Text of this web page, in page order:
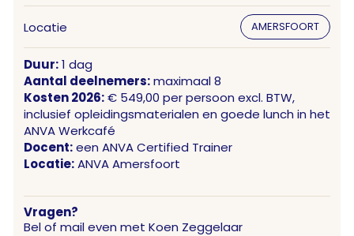
Locatie AMERSFOORT
Duur:1 dag
Aantal deelnemers:maximaal 8
Kosten 2026:€ 549,00 per persoon excl. BTW,
inclusief opleidingsmaterialen en goede lunch in het
ANVA Werkcafé
Docent:een ANVA Certified Trainer
Locatie:ANVA Amersfoort
Vragen?
Bel of mail even met Koen Zeggelaar